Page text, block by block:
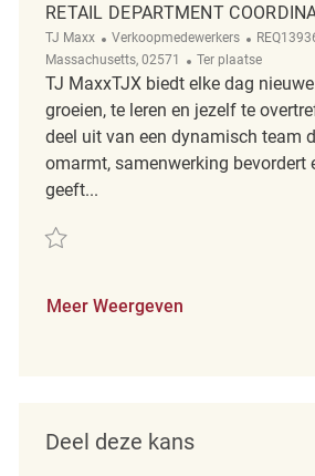
RETAIL DEPARTMENT
TJ Maxx Categorie
Verkoopmedewerkers ReqId
Massachusetts, 02571
Afgelegen
Ter plaatse
TJ MaxxTJX biedt elke dag
groeien, te leren en jezelf te
deel uit van een dynamisch team
omarmt, samenwerking bevordert
geeft...
Redden Retail Department Coordinator
Meer Weergeven
Deel deze kans